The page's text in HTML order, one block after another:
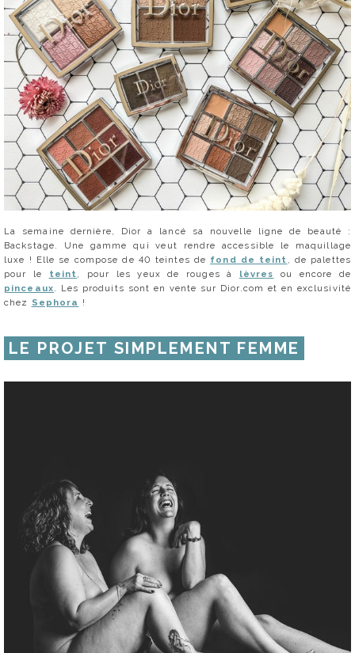
La semaine dernière, Dior a lancé sa nouvelle ligne de beauté :
Backstage. Une gamme qui veut rendre accessible le maquillage
luxe ! Elle se compose de 40 teintes de fond de teint , de palettes
pour le
teint, pour les yeux de rouges à lèvres
ou encore de
pinceaux. Les produits sont en vente sur Dior.com et en exclusivité
chez Sephora !
LE PROJET SIMPLEMENT FEMME